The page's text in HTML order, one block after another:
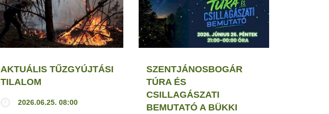
AKTUÁLIS TŰZGYÚJTÁSI
TILALOM
2026.06.25. 08:00
SZENTJÁNOSBOGÁR
TÚRA ÉS
CSILLAGÁSZATI
BEMUTATÓ A BÜKKI